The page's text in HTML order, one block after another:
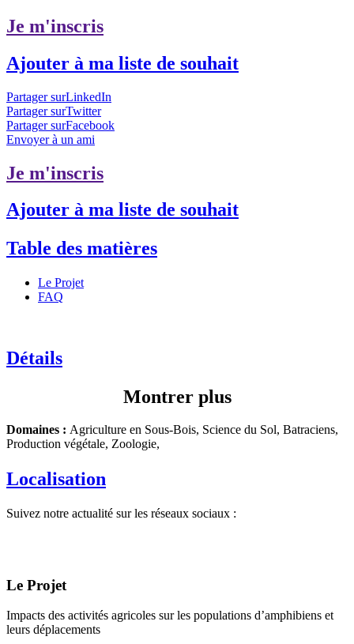
Je m'inscris
Ajouter à ma liste de souhait
Partager surLinkedIn
Partager surTwitter
Partager surFacebook
Envoyer à un ami
Je m'inscris
Ajouter à ma liste de souhait
Table des matières
Le Projet
FAQ
Détails
Montrer plus
Domaines : Agriculture en Sous-Bois, Science du Sol, Batraciens,
Production végétale, Zoologie,
Localisation
Suivez notre actualité sur les réseaux sociaux :
Le Projet
Impacts des activités agricoles sur les populations d’amphibiens et
leurs déplacements